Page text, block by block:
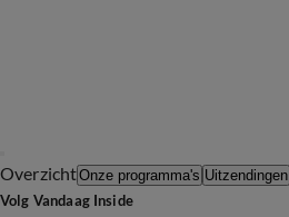
OverzichtOnze programma's Uitzendingen
Volg Vandaag Inside